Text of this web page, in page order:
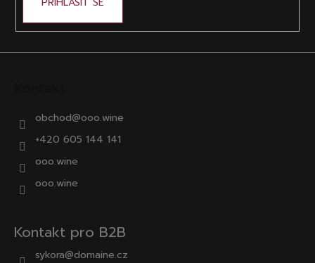
obchod@ooo.wine
+420 605 144 141
ooo.wine
ooo.wine
Kontakt pro B2B
sykora@domaine.cz